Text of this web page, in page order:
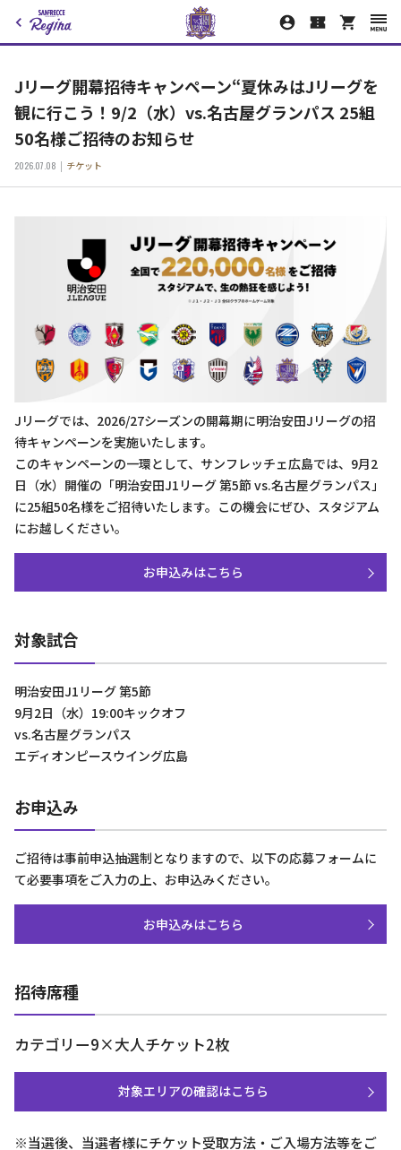
Jリーグ開幕招待キャンペーン“夏休みはJリーグを
観に行こう！9/2（水）vs.名古屋グランパス 25組
50名様ご招待のお知らせ
2026.07.08 チケット
Jリーグでは、2026/27シーズンの開幕期に明治安田Jリーグの招
待キャンペーンを実施いたします。
このキャンペーンの一環として、サンフレッチェ広島では、9月2
日（水）開催の「明治安田J1リーグ 第5節 vs.名古屋グランパス」
に25組50名様をご招待いたします。この機会にぜひ、スタジアム
にお越しください。
お申込みはこちら
対象試合
明治安田J1リーグ 第5節
9月2日（水）19:00キックオフ
vs.名古屋グランパス
エディオンピースウイング広島
お申込み
ご招待は事前申込抽選制となりますので、以下の応募フォームに
て必要事項をご入力の上、お申込みください。
お申込みはこちら
招待席種
カテゴリー9×大人チケット2枚
対象エリアの確認はこちら
※当選後、当選者様にチケット受取方法・ご入場方法等をご